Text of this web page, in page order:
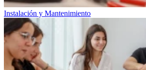
Instalación y Mantenimiento